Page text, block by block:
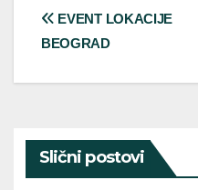
Post
EVENT LOKACIJE
BEOGRAD
Slični postovi